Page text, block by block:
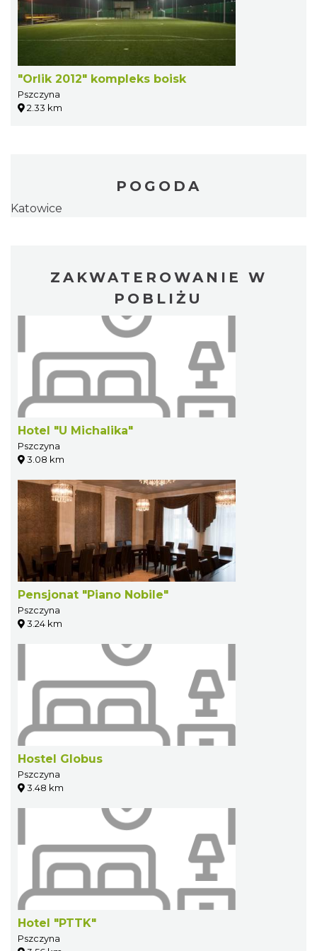
"Orlik 2012" kompleks boisk
Pszczyna
2.33 km
POGODA
Katowice
ZAKWATEROWANIE W
POBLIŻU
Hotel "U Michalika"
Pszczyna
3.08 km
Pensjonat "Piano Nobile"
Pszczyna
3.24 km
Hostel Globus
Pszczyna
3.48 km
Hotel "PTTK"
Pszczyna